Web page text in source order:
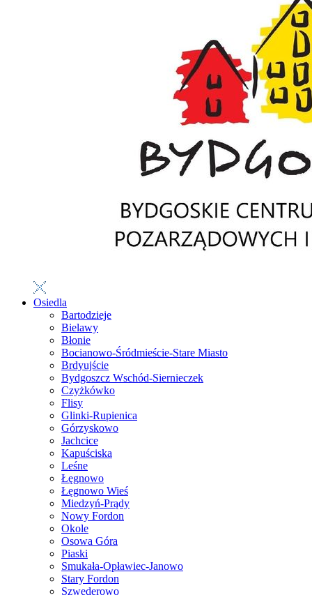
Osiedla
Bartodzieje
Bielawy
Błonie
Bocianowo-Śródmieście-Stare Miasto
Brdyujście
Bydgoszcz Wschód-Siernieczek
Czyżkówko
Flisy
Glinki-Rupienica
Górzyskowo
Jachcice
Kapuściska
Leśne
Łęgnowo
Łęgnowo Wieś
Miedzyń-Prądy
Nowy Fordon
Okole
Osowa Góra
Piaski
Smukała-Opławiec-Janowo
Stary Fordon
Szwederowo